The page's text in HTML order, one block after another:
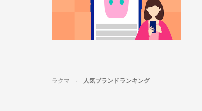
ラクマ 人気ブランドランキング